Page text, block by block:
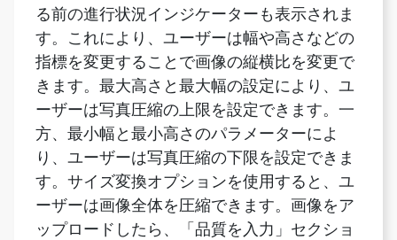
きます。最大高さと最大幅の設定により、ユ
ーザーは写真圧縮の上限を設定できます。一
方、最小幅と最小高さのパラメーターによ
り、ユーザーは写真圧縮の下限を設定できま
す。サイズ変換オプションを使用すると、ユ
ーザーは画像全体を圧縮できます。画像をア
ップロードしたら、「品質を入力」セクショ
ンに移動して、品質変更機能にアクセスしま
す。これは、全体的なシャープネス、コント
ラスト、ぼかし（少量）、その他多くの画像